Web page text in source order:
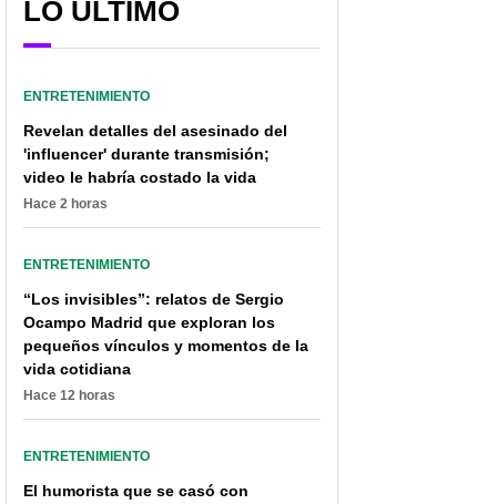
LO ÚLTIMO
ENTRETENIMIENTO
Revelan detalles del asesinado del
'influencer' durante transmisión;
video le habría costado la vida
Hace 2 horas
ENTRETENIMIENTO
“Los invisibles”: relatos de Sergio
Ocampo Madrid que exploran los
pequeños vínculos y momentos de la
vida cotidiana
Hace 12 horas
ENTRETENIMIENTO
El humorista que se casó con